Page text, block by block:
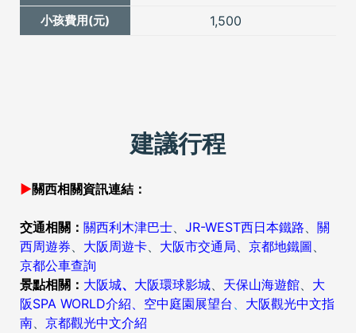
期、換人。若有任何更改，酒店會收取全額房費。
http://www.flypeach.com/tw/airports/
人另外繳交一筆現金或刷卡作為住宿押金，客人退房
時，若在酒店無額外的消費，押金會退還或銷毀刷卡
單。
19.本行程已為特惠產品，不適用與本公司其他優惠專案合併使
用。
20. 若逢旺季期間，例如日本連休假期、新年、賞櫻、賞楓等旺
季，房價會有所浮動，可能會有部份加價，會請服務人員和您確
認，敬請見諒！
1,500
建議行程
►關西相關資訊連結：
交通相關： 關西利木津巴士、 JR-WEST西日本鐵路、 關
西周遊券、 大阪周遊卡、 大阪市交通局、 京都地鐵圖、
京都公車查詢
景點相關： 大阪城、 大阪環球影城、 天保山海遊館、 大
阪SPA WORLD介紹、 空中庭園展望台 、 大阪觀光中文指
南、 京都觀光中文介紹